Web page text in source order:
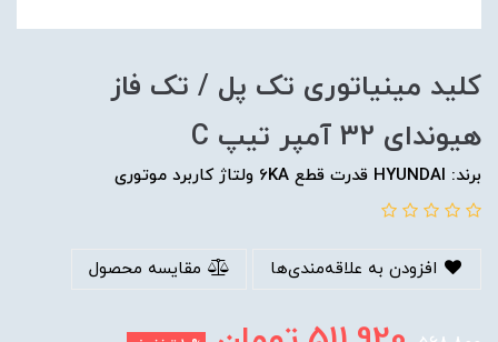
کلید مینیاتوری تک پل / تک فاز
هیوندای 32 آمپر تیپ C
برند: HYUNDAI قدرت قطع 6KA ولتاژ کاربرد موتوری
افزودن به علاقه‌مندی‌ها مقایسه محصول